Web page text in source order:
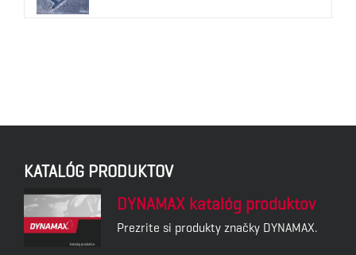
KATALÓG PRODUKTOV
DYNAMAX katalóg produktov
Prezrite si produkty značky DYNAMAX.